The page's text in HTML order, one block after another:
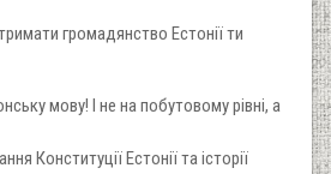
громадянство Естонії ти
мову! І не на побутовому рівні, а
Конституції Естонії та історії